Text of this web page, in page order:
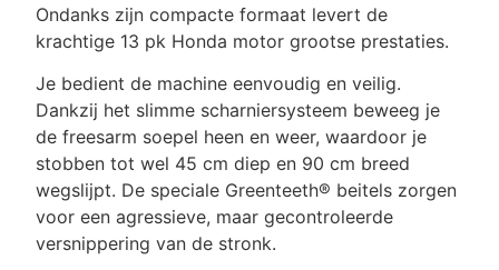
Ondanks zijn compacte formaat levert de
krachtige 13 pk Honda motor grootse prestaties.
Je bedient de machine eenvoudig en veilig.
Dankzij het slimme scharniersysteem beweeg je
de freesarm soepel heen en weer, waardoor je
stobben tot wel 45 cm diep en 90 cm breed
wegslijpt. De speciale Greenteeth® beitels zorgen
voor een agressieve, maar gecontroleerde
versnippering van de stronk.